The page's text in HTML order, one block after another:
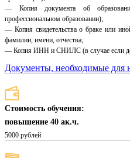
— Копия документа об
профессиональном образовании);
— Копия свидетельства о браке или
фамилии, имени, отчества;
— Копия ИНН и СНИЛС (в случае если
Документы, необходимые для
Стоимость обучения:
повышение 40 ак.ч.
5000 рублей